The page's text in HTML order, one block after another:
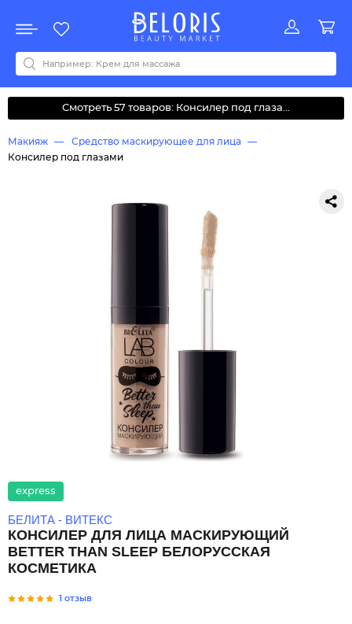
Акции
Все бренды
0-9ABCDEFGHIJKLMNOPQRSTUVWYZАБВДЗИМОКЛНПРСТУФ
Смотреть 57 товаров: Консилер под глаза...
Макияж
Средство маскирующее для лица
Консилер под глазами
express
БЕЛИТА - ВИТЕКС
КОНСИЛЕР ДЛЯ ЛИЦА МАСКИРУЮЩИЙ
BETTER THAN SLEEP БЕЛОРУССКАЯ
КОСМЕТИКА
1 отзыв